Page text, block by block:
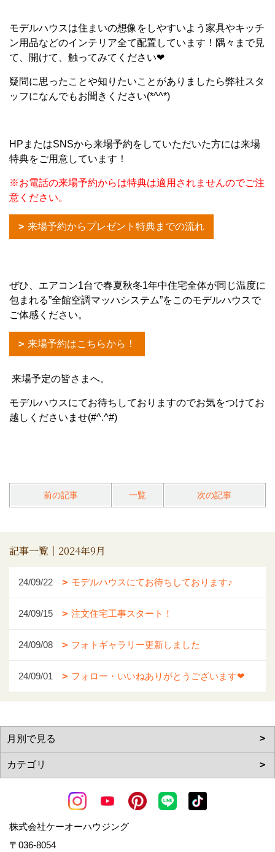
モデルハウスは住まいの想像をしやすいよう家具やキッチ
ン用品などのインテリア全て配置しています！隅々まで見
て、開けて、触ってみてください❤
疑問に思ったことや知りたいことがありましたら弊社スタ
ッフになんでもお聞きください(*^^*)
HPまたはSNSから来場予約をしていただいた方には来場
特典をご用意しています！
※お電話の来場予約からは特典は適用されませんのでご注
意ください。
来場予約からプレゼント特典までの流れ
ぜひ、エアコン1台で春夏秋冬1年中住宅全体が同じ温度に
包まれる”全館空調マッハシステム”をこのモデルハウスで
ご体感ください。
来場予約はこちらから！
来場予定の皆さまへ。
モデルハウスにてお待ちしておりますのでお気をつけてお
越しくださいませ(#^.^#)
前の記事 一覧 次の記事
記事一覧｜2024年9月
24/09/22 モデルハウスにてお待ちしております♪
24/09/15 注文住宅工事スタート！
24/09/08 フォトギャラリー更新しました
24/09/01 フォロー・いいねありがとうございます❤
株式会社ケーオーハウジング
〒036-8054